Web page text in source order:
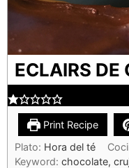
ECLAIRS DE
Print Recipe
Plato: Hora del té
Keyword: chocolate,